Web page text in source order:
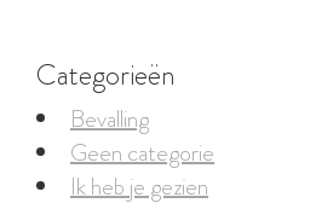
Categorieën
Bevalling
Geen categorie
Ik heb je gezien